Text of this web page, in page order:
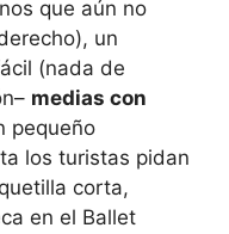
que aún no
un
(nada de
medias con
pequeño
los turistas pidan
corta,
en el Ballet